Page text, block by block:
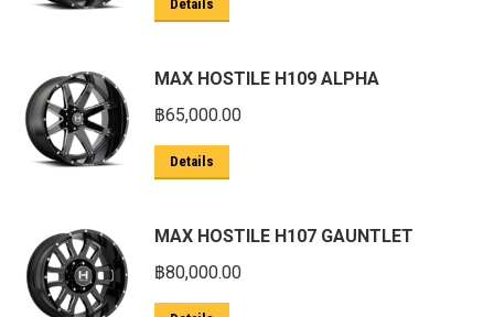
Details
MAX HOSTILE H109 ALPHA
฿65,000.00
Details
MAX HOSTILE H107 GAUNTLET
฿80,000.00